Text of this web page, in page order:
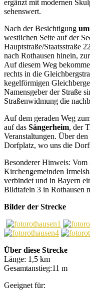
ergänzt mit modernen
sehenswert.
Nach der Besichtigung
westlichen Seite auf der
Hauptstraße/Staatsstraße
nach Rothausen hinein,
Auf diesem Weg
rechts in die
kegelförmigen
Namensgeber der Straße
Straßenwidmung die
Auf dem geraden Weg
auf das Sängerheim, der
Veranstaltungen. Über
Dorfplatz, wo uns die
Besonderer Hinweis: Vom
Kirchengemeinden
verbindet und in Bayern
Bildtafeln 3 in Rothausen
Bilder der Strecke
Über diese Strecke
Länge: 1,5 km
Gesamtanstieg:11 m
Geeignet für: